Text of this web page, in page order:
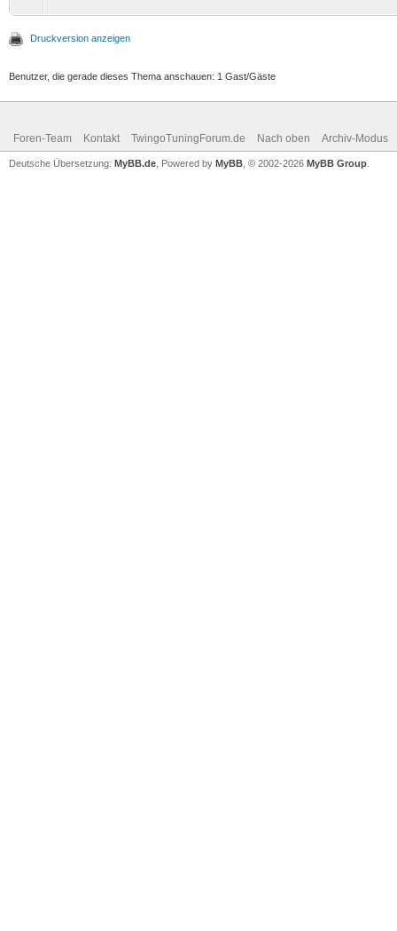
Druckversion anzeigen
Benutzer, die gerade dieses Thema anschauen: 1 Gast/Gäste
Foren-Team Kontakt TwingoTuningForum.de Nach oben Archiv-Modus
Deutsche Übersetzung: MyBB.de , Powered by MyBB , © 2002-2026 MyBB Group